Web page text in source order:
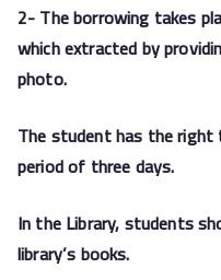
2- The borrowing takes
which extracted by
photo.
The student has the
period of three days.
In the Library, students
library’s books.